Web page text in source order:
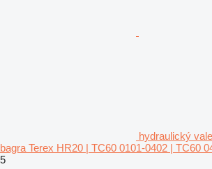
hydraulický
bagra Terex HR20 | TC60 0101-0402 | TC60
5